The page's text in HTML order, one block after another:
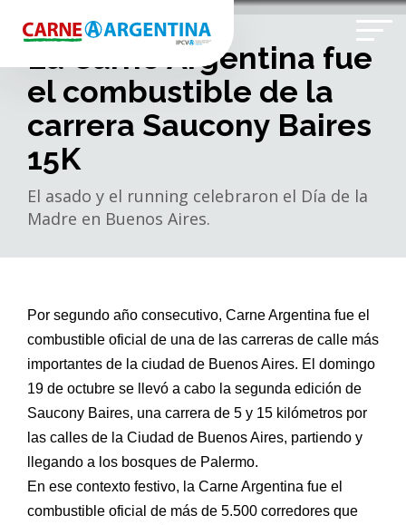
La Carne Argentina fue
el combustible de la
carrera Saucony Baires
15K
El asado y el running celebraron el Día de la
Madre en Buenos Aires.
Por segundo año consecutivo, Carne Argentina fue el
combustible oficial de una de las carreras de calle más
importantes de la ciudad de Buenos Aires. El domingo
19 de octubre se llevó a cabo la segunda edición de
Saucony Baires, una carrera de 5 y 15 kilómetros por
las calles de la Ciudad de Buenos Aires, partiendo y
llegando a los bosques de Palermo.
En ese contexto festivo, la Carne Argentina fue el
combustible oficial de más de 5.500 corredores que